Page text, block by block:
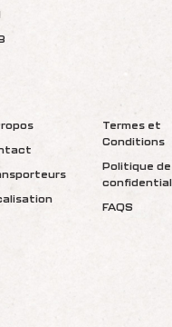
Termes et
Conditions
Politique de
FAQS